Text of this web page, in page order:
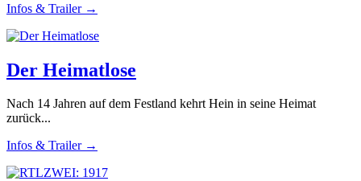
Infos & Trailer →
Der Heimatlose
Nach 14 Jahren auf dem Festland kehrt Hein in seine Heimat
zurück...
Infos & Trailer →